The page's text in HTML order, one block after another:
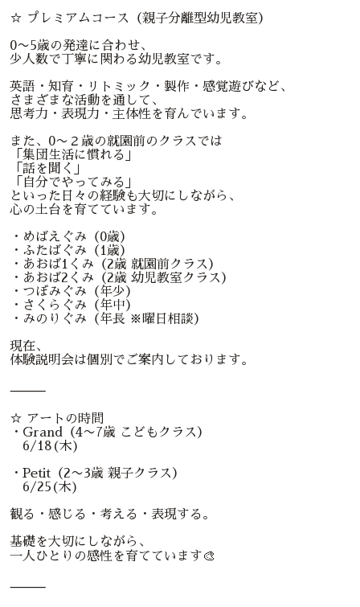
☆ プレミアムコース（親子分離型幼児教室）
0〜5歳の発達に合わせ、
少人数で丁寧に関わる幼児教室です。
英語・知育・リトミック・製作・感覚遊びなど、
さまざまな活動を通して、
思考力・表現力・主体性を育んでいます。
また、0〜２歳の就園前のクラスでは
「集団生活に慣れる」
「話を聞く」
「自分でやってみる」
といった日々の経験も大切にしながら、
心の土台を育てています。
・めばえぐみ（0歳）
・ふたばぐみ（1歳）
・あおば1くみ（2歳 就園前クラス）
・あおば2くみ（2歳 幼児教室クラス）
・つぼみぐみ（年少）
・さくらぐみ（年中）
・みのりぐみ（年長 ※曜日相談）
現在、
体験説明会は個別でご案内しております。
⸻
☆ アートの時間
・Grand（4〜7歳 こどもクラス）
6/18(木)
・Petit（2〜3歳 親子クラス）
6/25(木)
観る・感じる・考える・表現する。
基礎を大切にしながら、
一人ひとりの感性を育てています🎨
⸻